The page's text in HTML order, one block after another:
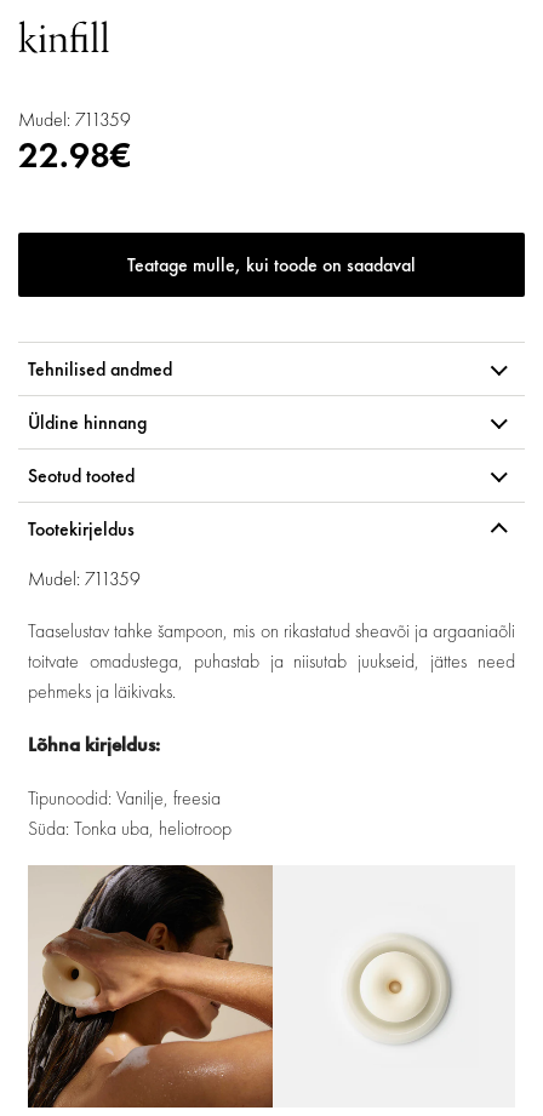
Mudel: 711359
22.98€
Teatage mulle, kui toode on saadaval
Tehnilised andmed
Üldine hinnang
Seotud tooted
Tootekirjeldus
Mudel: 711359
Taaselustav tahke šampoon, mis on rikastatud sheavõi ja argaaniaõli
toitvate omadustega, puhastab ja niisutab juukseid, jättes need
pehmeks ja läikivaks.
Lõhna kirjeldus:
Tipunoodid: Vanilje, freesia
Süda: Tonka uba, heliotroop